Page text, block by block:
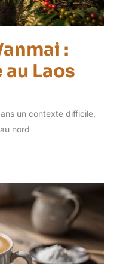
:
Laos
un contexte difficile,
nord